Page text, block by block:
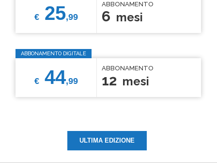
€ 25,99
ABBONAMENTO
6 mesi
€ 44,99
ABBONAMENTO
12 mesi
ABBONAMENTO DIGITALE
ULTIMA EDIZIONE